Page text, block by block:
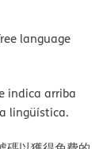
language
indica arriba
lingüística.